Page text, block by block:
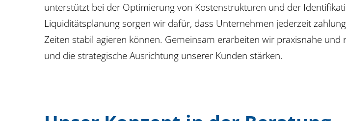
unterstützt bei der Optimierung von Kostenstrukturen und der
Liquiditätsplanung sorgen wir dafür, dass Unternehmen jederzeit
Zeiten stabil agieren können. Gemeinsam erarbeiten wir praxisnahe
und die strategische Ausrichtung unserer Kunden stärken.